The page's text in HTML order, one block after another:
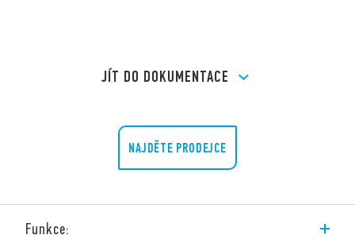
JÍT DO DOKUMENTACE
NAJDĚTE PRODEJCE
Funkce: